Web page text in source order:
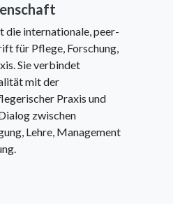
die internationale, peer-
für Pflege, Forschung,
Sie verbindet
mit der
Praxis und
zwischen
Lehre, Management